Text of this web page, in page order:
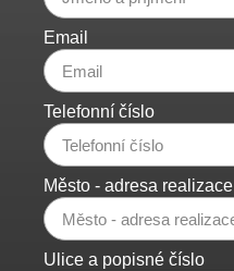
Email
Telefonní číslo
Město - adresa realizace
Ulice a popisné číslo